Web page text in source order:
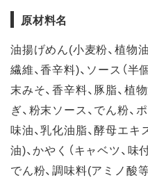
原材料名
油揚げめん(小麦粉、植物
繊維、香辛料)、ソース（
末みそ、香辛料、豚脂、植
ぎ、粉末ソース、でん粉、
味油、乳化油脂、酵母エキ
油)、かやく（キャベツ、味
でん粉、調味料(アミノ酸